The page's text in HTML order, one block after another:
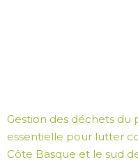
Gestion des déchets du
essentielle pour lutter
Côte Basque et le sud